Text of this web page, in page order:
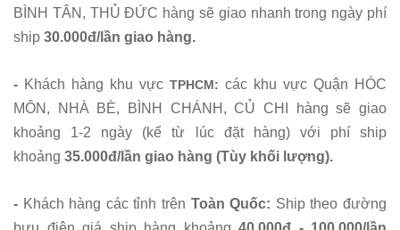
BÌNH TÂN, THỦ ĐỨC hàng sẽ giao nhanh trong ngày phí
ship 30.000đ/lần giao hàng.
- Khách hàng khu vực TPHCM: các khu vực Quận HÓC
MÔN, NHÀ BÈ, BÌNH CHÁNH, CỦ CHI hàng sẽ giao
khoảng 1-2 ngày (kể từ lúc đặt hàng) với phí ship
khoảng 35.000đ/lần giao hàng (Tùy khối lượng).
- Khách hàng các tỉnh trên Toàn Quốc: Ship theo đường